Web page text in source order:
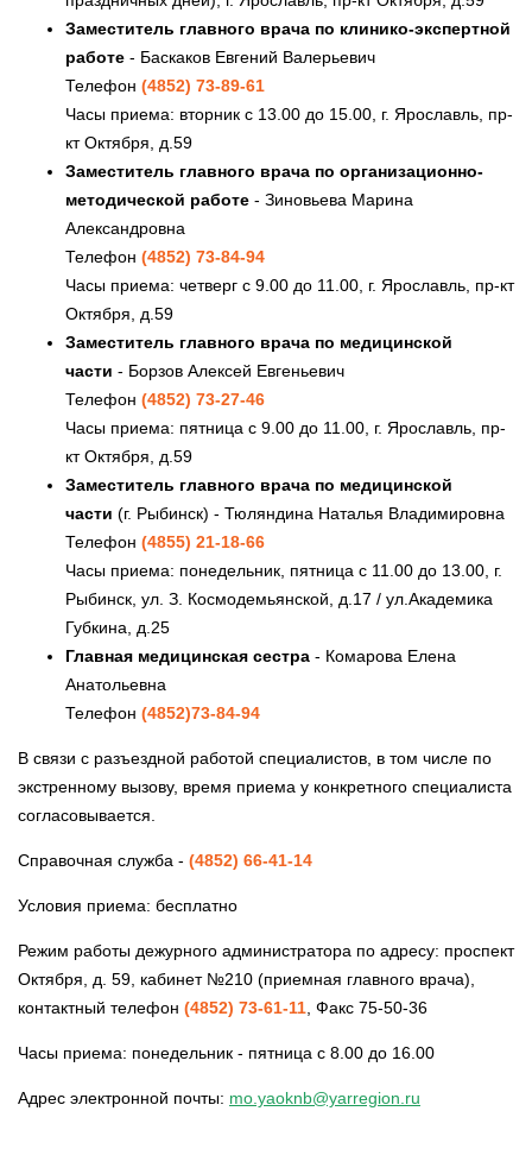
Заместитель главного врача по клинико-экспертной
работе - Баскаков Евгений Валерьевич
Телефон (4852) 73-89-61
Часы приема: вторник с 13.00 до 15.00, г. Ярославль, пр-
кт Октября, д.59
Заместитель главного врача по организационно-
методической работе - Зиновьева Марина
Александровна
Телефон (4852) 73-84-94
Часы приема: четверг с 9.00 до 11.00, г. Ярославль, пр-кт
Октября, д.59
Заместитель главного врача по медицинской
части - Борзов Алексей Евгеньевич
Телефон (4852) 73-27-46
Часы приема: пятница с 9.00 до 11.00, г. Ярославль, пр-
кт Октября, д.59
Заместитель главного врача по медицинской
части (г. Рыбинск) - Тюляндина Наталья Владимировна
Телефон (4855) 21-18-66
Часы приема: понедельник, пятница с 11.00 до 13.00, г.
Рыбинск, ул. З. Космодемьянской, д.17 / ул.Академика
Губкина, д.25
Главная медицинская сестра - Комарова Елена
Анатольевна
Телефон (4852)73-84-94
В связи с разъездной работой специалистов, в том числе по
экстренному вызову, время приема у конкретного специалиста
согласовывается.
Справочная служба - (4852) 66-41-14
Условия приема: бесплатно
Режим работы дежурного администратора по адресу: проспект
Октября, д. 59, кабинет №210 (приемная главного врача),
контактный телефон (4852) 73-61-11 , Факс 75-50-36
Часы приема: понедельник - пятница с 8.00 до 16.00
Адрес электронной почты: mo.yaoknb@yarregion.ru